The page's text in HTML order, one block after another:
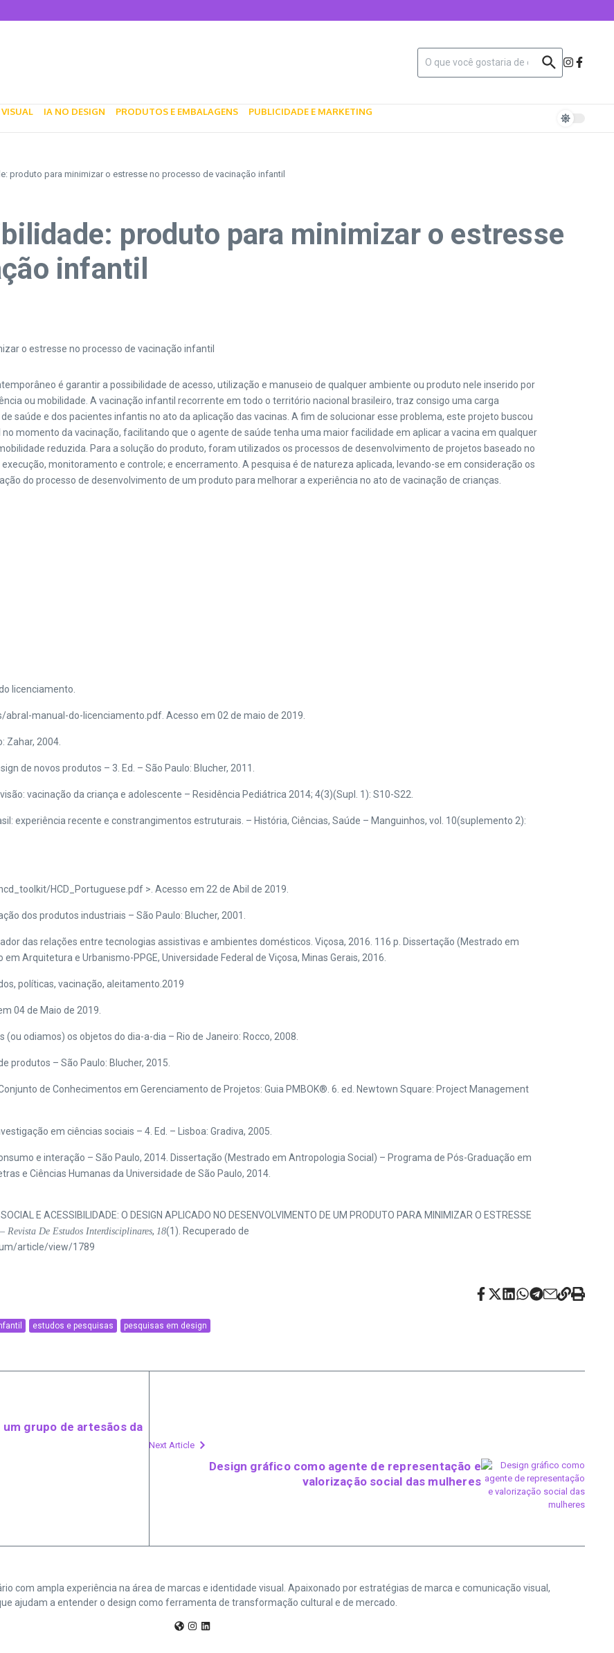
diversidade e inovação no Design
Pitt
para pets: inovação, design e branding no mercado pet
IA NO DESIGN PRODUTOS E EMBALAGENS
PUBLICIDADE E MARKETING
produto para minimizar o estresse no processo de vacinação infantil
produto para minimizar o estresse
infantil
é garantir a possibilidade de acesso, utilização e manuseio de qualquer ambiente ou produto nele inserido por
ou mobilidade. A vacinação infantil recorrente em todo o território nacional brasileiro, traz consigo uma carga
saúde e dos pacientes infantis no ato da aplicação das vacinas. A fim de solucionar esse problema, este projeto buscou
momento da vacinação, facilitando que o agente de saúde tenha uma maior facilidade em aplicar a vacina em qualquer
reduzida. Para a solução do produto, foram utilizados os processos de desenvolvimento de projetos baseado no
monitoramento e controle; e encerramento. A pesquisa é de natureza aplicada, levando-se em consideração os
do processo de desenvolvimento de um produto para melhorar a experiência no ato de vacinação de crianças.
licenciamento.
manual-do-licenciamento.pdf. Acesso em 02 de maio de 2019.
Zahar, 2004.
de novos produtos – 3. Ed. – São Paulo: Blucher, 2011.
vacinação da criança e adolescente – Residência Pediátrica 2014; 4(3)(Supl. 1): S10-S22.
experiência recente e constrangimentos estruturais. – História, Ciências, Saúde – Manguinhos, vol. 10(suplemento 2):
HCD_Portuguese.pdf >. Acesso em 22 de Abil de 2019.
dos produtos industriais – São Paulo: Blucher, 2001.
das relações entre tecnologias assistivas e ambientes domésticos. Viçosa, 2016. 116 p. Dissertação (Mestrado em
Arquitetura e Urbanismo-PPGE, Universidade Federal de Viçosa, Minas Gerais, 2016.
políticas, vacinação, aleitamento.2019
04 de Maio de 2019.
(ou odiamos) os objetos do dia-a-dia – Rio de Janeiro: Rocco, 2008.
produtos – São Paulo: Blucher, 2015.
Conjunto de Conhecimentos em Gerenciamento de Projetos: Guia PMBOK®. 6. ed. Newtown Square: Project Management
em ciências sociais – 4. Ed. – Lisboa: Gradiva, 2005.
e interação – São Paulo, 2014. Dissertação (Mestrado em Antropologia Social) – Programa de Pós-Graduação em
e Ciências Humanas da Universidade de São Paulo, 2014.
E ACESSIBILIDADE: O DESIGN APLICADO NO DESENVOLVIMENTO DE UM PRODUTO PARA MINIMIZAR O ESTRESSE
Revista De Estudos Interdisciplinares, 18(1). Recuperado de
article/view/1789
estudos e pesquisas pesquisas em design
grupo de artesãos da
Next Article
Design gráfico como agente de representação e
valorização social das mulheres
com ampla experiência na área de marcas e identidade visual. Apaixonado por estratégias de marca e comunicação visual,
ajudam a entender o design como ferramenta de transformação cultural e de mercado.